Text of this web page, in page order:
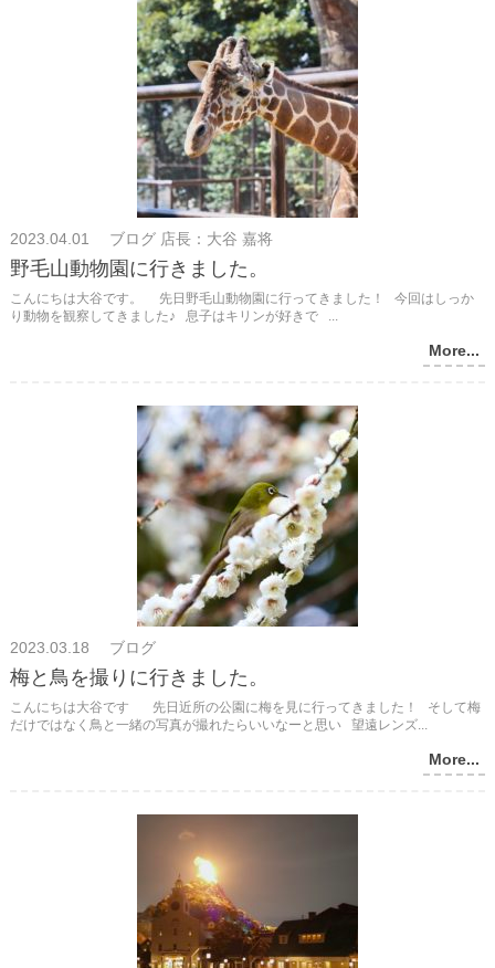
2023.04.01 ブログ 店長：大谷 嘉将
野毛山動物園に行きました。
こんにちは大谷です。 先日野毛山動物園に行ってきました！ 今回はしっか
り動物を観察してきました♪ 息子はキリンが好きで ...
More...
2023.03.18 ブログ
梅と鳥を撮りに行きました。
こんにちは大谷です 先日近所の公園に梅を見に行ってきました！ そして梅
だけではなく鳥と一緒の写真が撮れたらいいなーと思い 望遠レンズ...
More...